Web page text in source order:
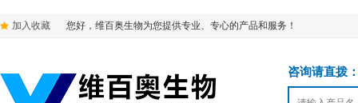
加入收藏 您好，维百奥生物为您提供专业、专心的产品和服务！
咨询请直拨